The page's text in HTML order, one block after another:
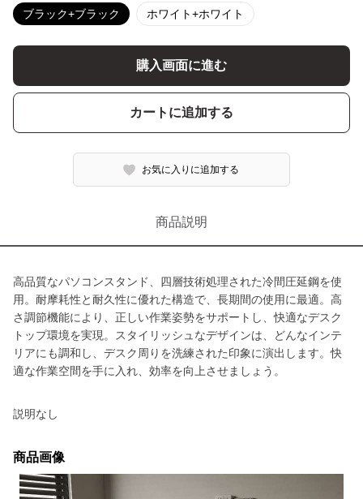
ブラック+ブラック ホワイト+ホワイト
購入画面に進む
カートに追加する
お気に入りに追加する
商品説明
高品質なパソコンスタンド、四層技術処理された冷間圧延鋼を使
用。耐摩耗性と耐久性に優れた構造で、長期間の使用に最適。高
さ調節機能により、正しい作業姿勢をサポートし、快適なデスク
トップ環境を実現。スタイリッシュなデザインは、どんなインテ
リアにも調和し、デスク周りを洗練された印象に演出します。快
適な作業空間を手に入れ、効率を向上させましょう。
説明なし
商品画像